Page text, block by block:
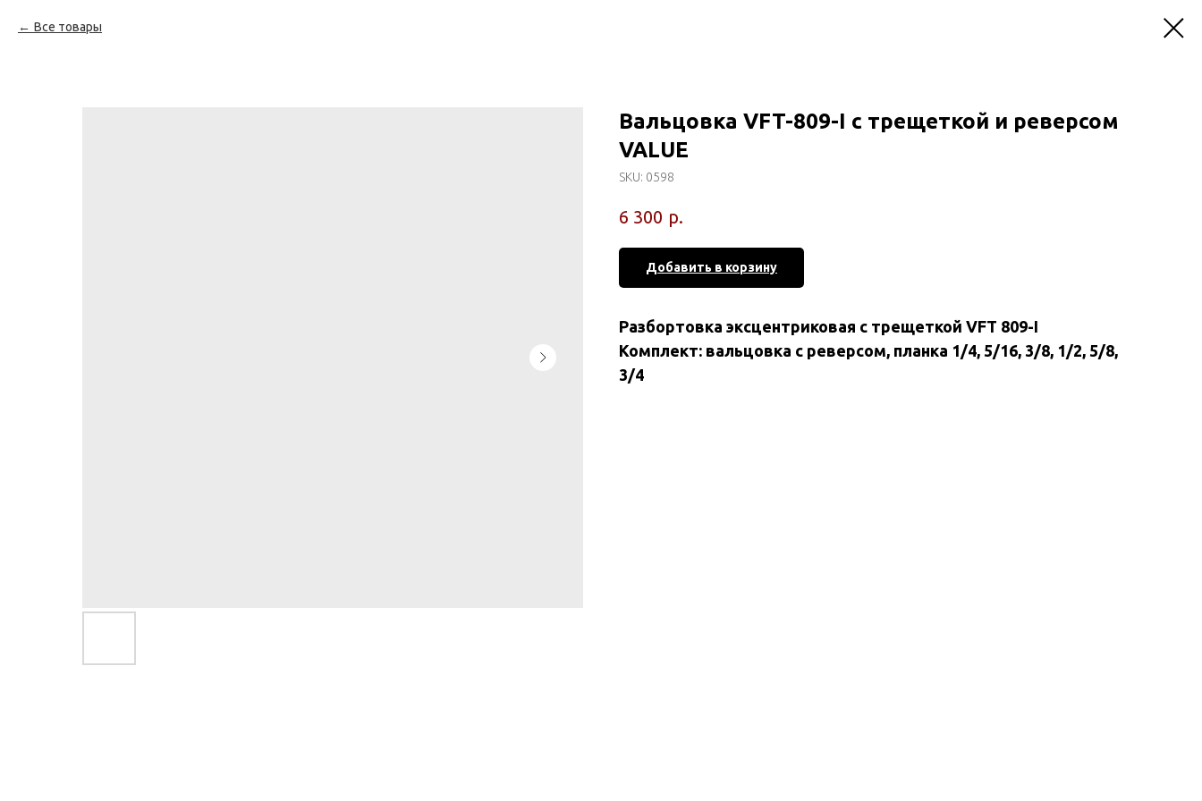
Все товары
Вальцовка VFT-809-I с трещеткой и реверсом
VALUE
SKU: 0598
6 300 р.
Добавить в корзину
Разбортовка эксцентриковая с трещеткой VFT 809-I
Комплект: вальцовка с реверсом, планка 1/4, 5/16, 3/8, 1/2, 5/8,
3/4